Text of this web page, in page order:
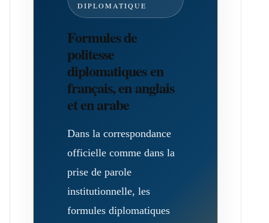
DIPLOMATIQUE
Formules de
politesse
diplomatiques en
français, en anglais
et en arabe
Dans la correspondance
officielle comme dans la
prise de parole
institutionnelle, les
formules diplomatiques